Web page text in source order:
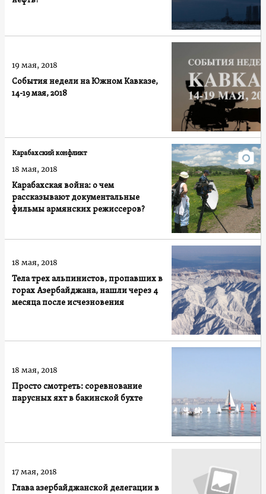
События недели на Южном Кавказе,
14-19 мая, 2018
19 мая, 2018
Карабахская война: о чем
рассказывают документальные
фильмы армянских режиссеров?
Карабахский конфликт
18 мая, 2018
Тела трех альпинистов, пропавших в
горах Азербайджана, нашли через 4
месяца после исчезновения
18 мая, 2018
Просто смотреть: соревнование
парусных яхт в бакинской бухте
18 мая, 2018
Глава азербайджанской делегации в
17 мая, 2018